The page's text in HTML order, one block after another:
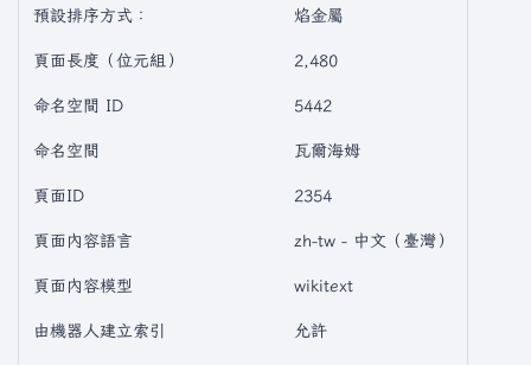
預設排序方式： 焰金屬
頁面長度（位元組） 2,480
命名空間 ID 5442
命名空間 瓦爾海姆
頁面ID 2354
頁面內容語言 zh-tw - 中文（臺灣）
頁面內容模型 wikitext
由機器人建立索引 允許